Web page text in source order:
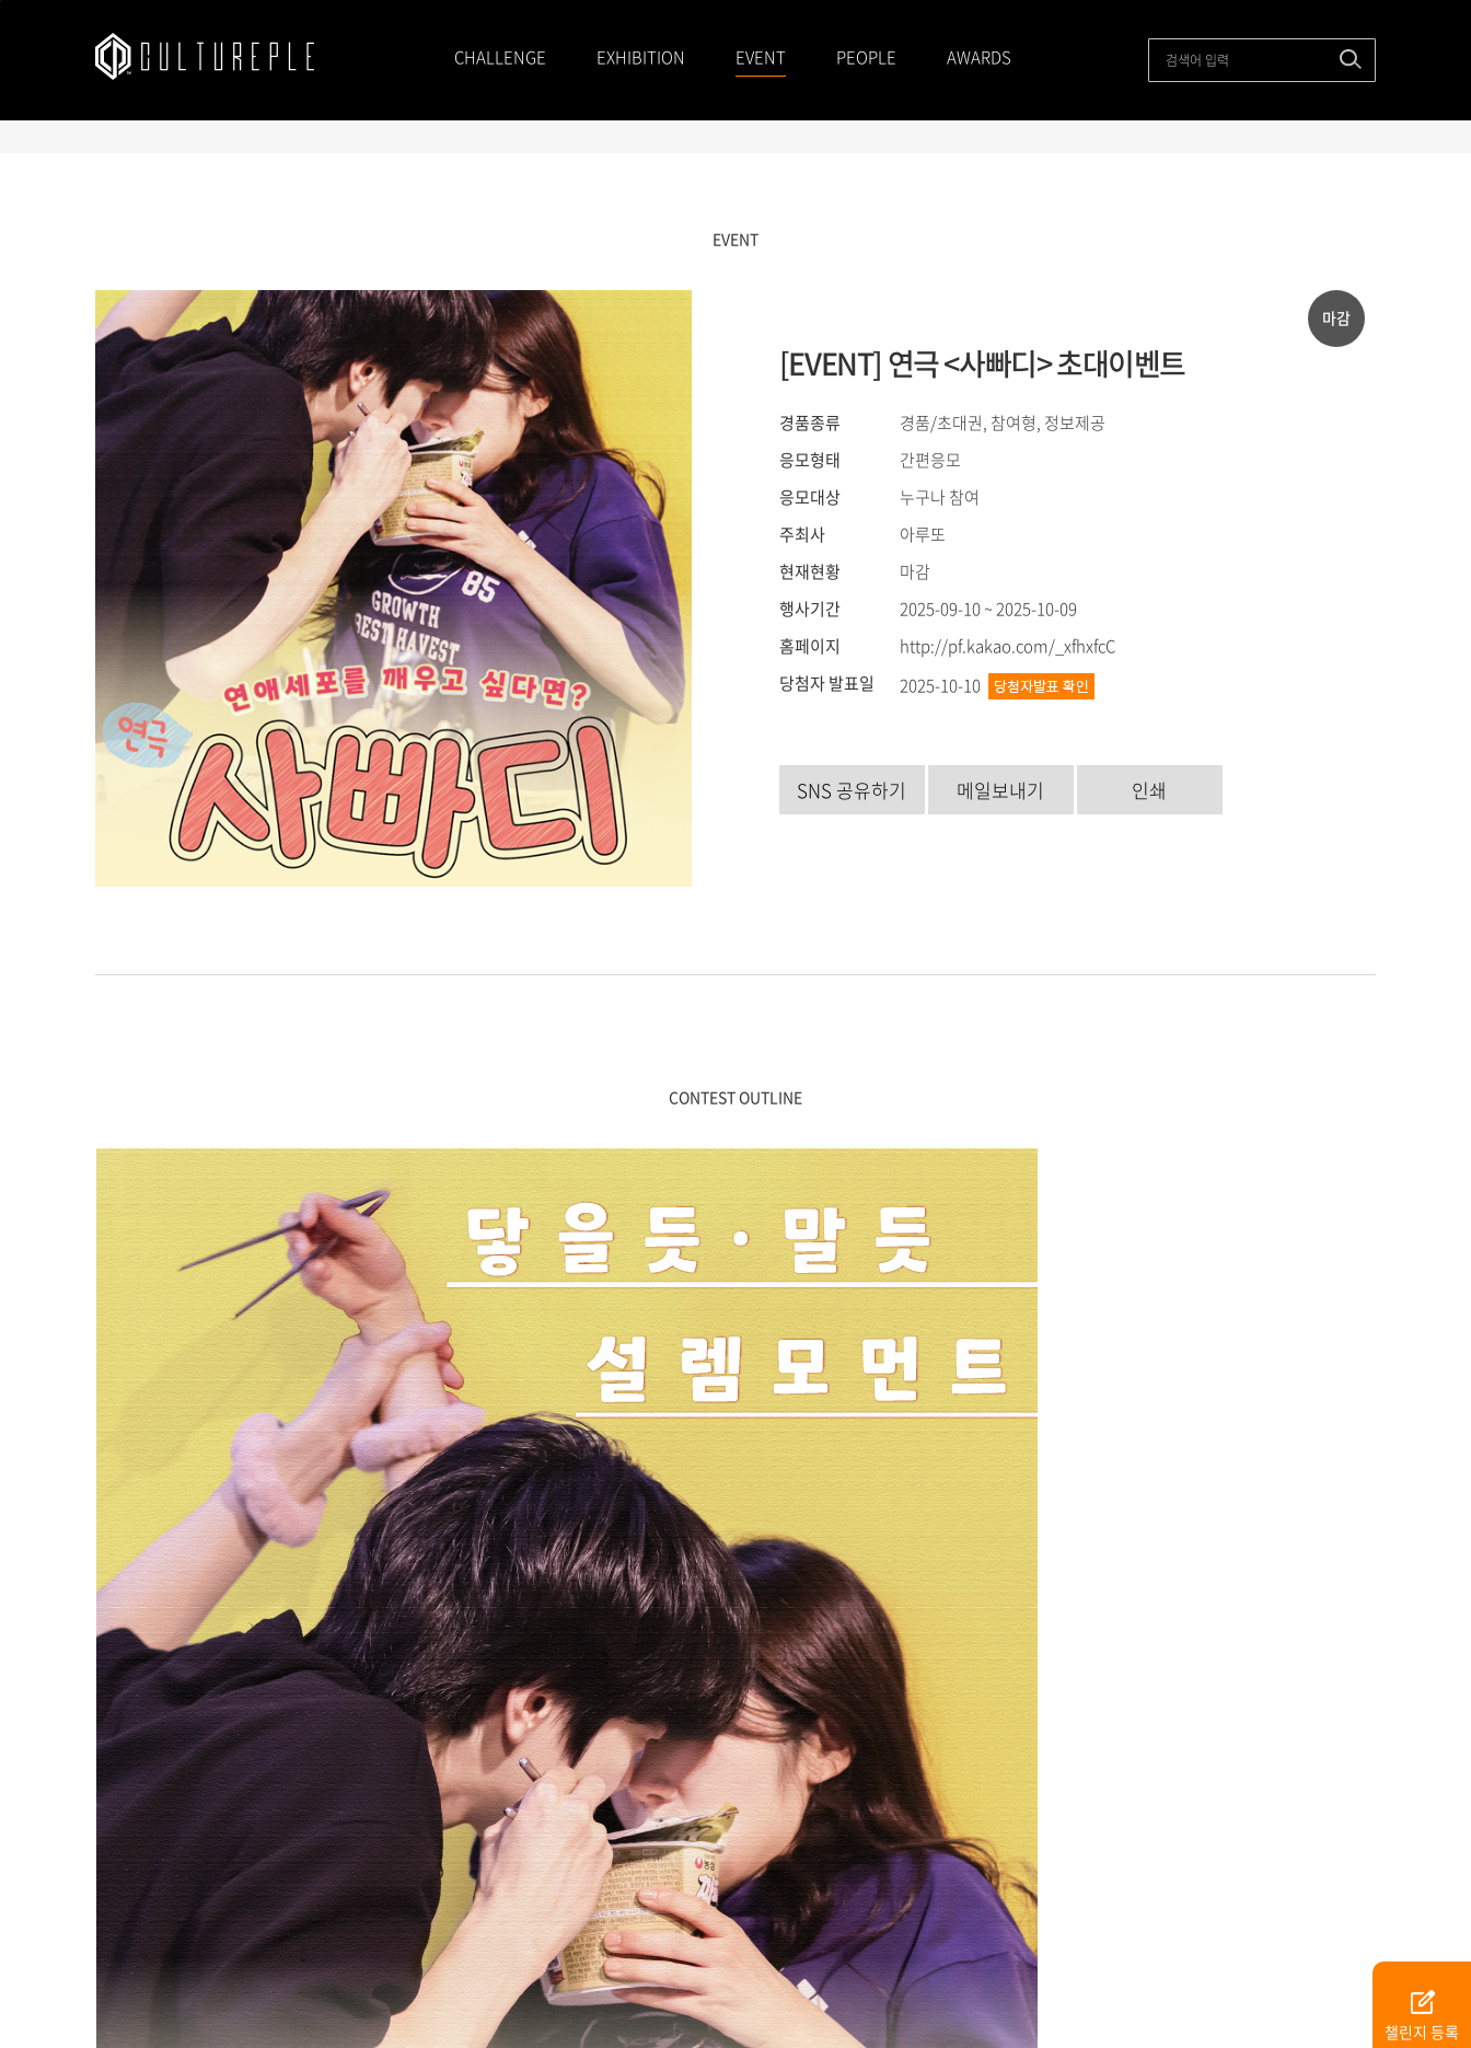
CHALLENGE EXHIBITION EVENT PEOPLE AWARDS
edit_square
챌린지 등록
EVENT
마감
[EVENT] 연극 <사빠디> 초대이벤트
경품종류
경품/초대권, 참여형, 정보제공
응모형태
간편응모
응모대상
누구나 참여
주최사
아루또
현재현황
마감
행사기간
2025-09-10 ~ 2025-10-09
홈페이지
http://pf.kakao.com/_xfhxfcC
당첨자 발표일
2025-10-10
SNS 공유하기 메일보내기 인쇄
CONTEST OUTLINE